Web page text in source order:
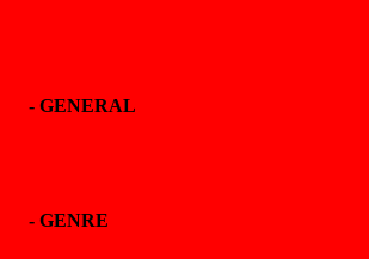
- GENERAL
- GENRE